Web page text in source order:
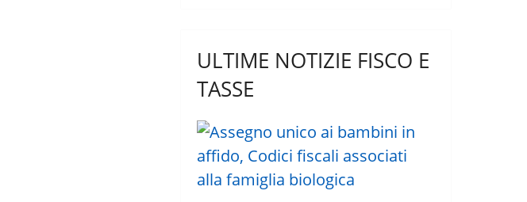
ULTIME NOTIZIE FISCO E
TASSE